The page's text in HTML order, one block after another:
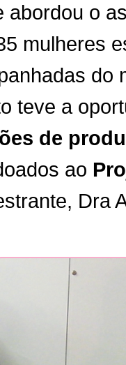
abordou o
mulheres
do
teve a
de
ao
Dra